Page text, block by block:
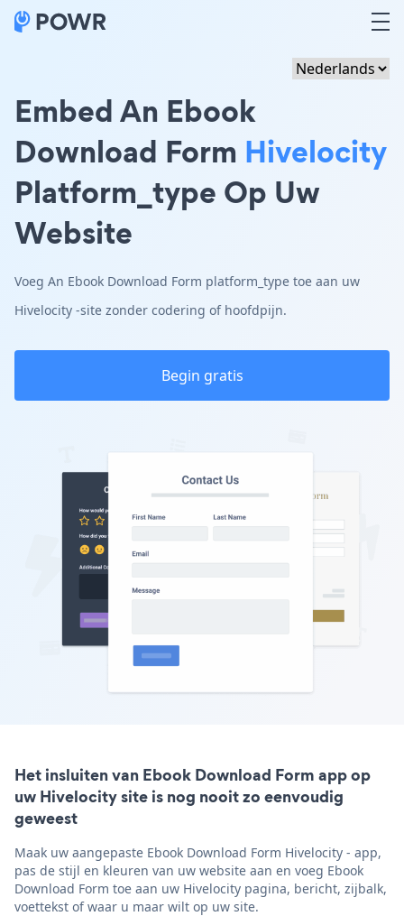
Embed An Ebook
Download Form Hivelocity
Platform_type Op Uw
Website
Voeg An Ebook Download Form platform_type toe aan uw
Hivelocity -site zonder codering of hoofdpijn.
Begin gratis
Het insluiten van Ebook Download Form app op
uw Hivelocity site is nog nooit zo eenvoudig
geweest
Maak uw aangepaste Ebook Download Form Hivelocity - app,
pas de stijl en kleuren van uw website aan en voeg Ebook
Download Form toe aan uw Hivelocity pagina, bericht, zijbalk,
voettekst of waar u maar wilt op uw site.